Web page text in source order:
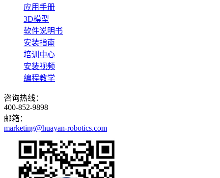
应用手册
3D模型
软件说明书
安装指南
培训中心
安装视频
编程教学
咨询热线：
400-852-9898
邮箱：
marketing@huayan-robotics.com